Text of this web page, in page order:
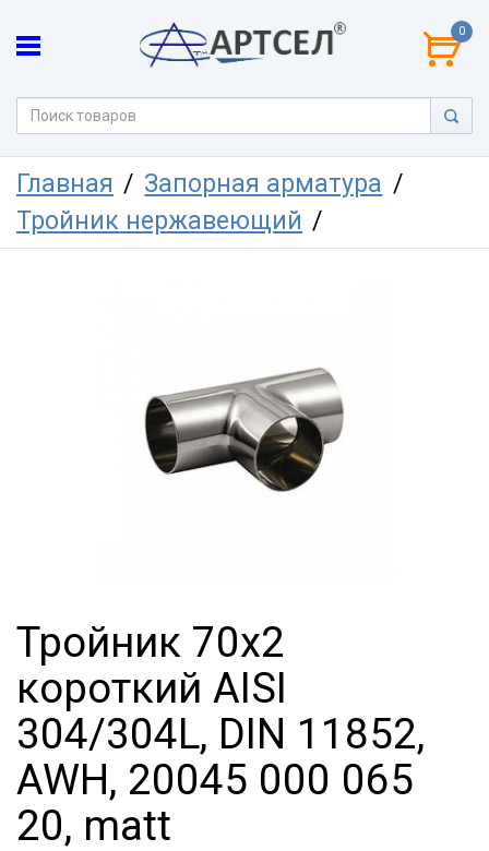
0
Главная
Запорная арматура
Тройник нержавеющий
Тройник 70х2
короткий AISI
304/304L, DIN 11852,
AWH, 20045 000 065
20, matt